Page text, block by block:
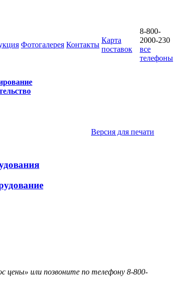
Фотогалерея Контакты
Карта
поставок
8-800-
2000-230
все
телефоны
Версия для печати
или позвоните по телефону 8-800-